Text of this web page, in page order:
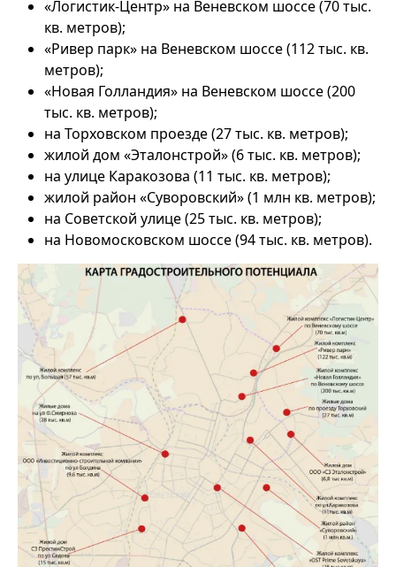
«Логистик-Центр» на Веневском шоссе (70 тыс.
кв. метров);
«Ривер парк» на Веневском шоссе (112 тыс. кв.
метров);
«Новая Голландия» на Веневском шоссе (200
тыс. кв. метров);
на Торховском проезде (27 тыс. кв. метров);
жилой дом «Эталонстрой» (6 тыс. кв. метров);
на улице Каракозова (11 тыс. кв. метров);
жилой район «Суворовский» (1 млн кв. метров);
на Советской улице (25 тыс. кв. метров);
на Новомосковском шоссе (94 тыс. кв. метров).